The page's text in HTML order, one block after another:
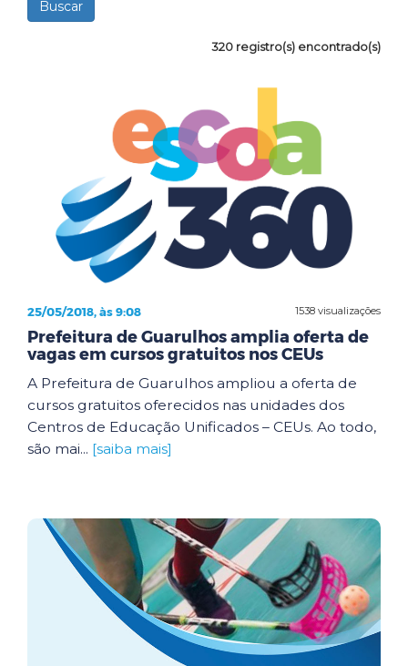
320 registro(s) encontrado(s)
1538 visualizações
25/05/2018, às 9:08
Prefeitura de Guarulhos amplia oferta de
vagas em cursos gratuitos nos CEUs
A Prefeitura de Guarulhos ampliou a oferta de
cursos gratuitos oferecidos nas unidades dos
Centros de Educação Unificados – CEUs. Ao todo,
são mai... [saiba mais]